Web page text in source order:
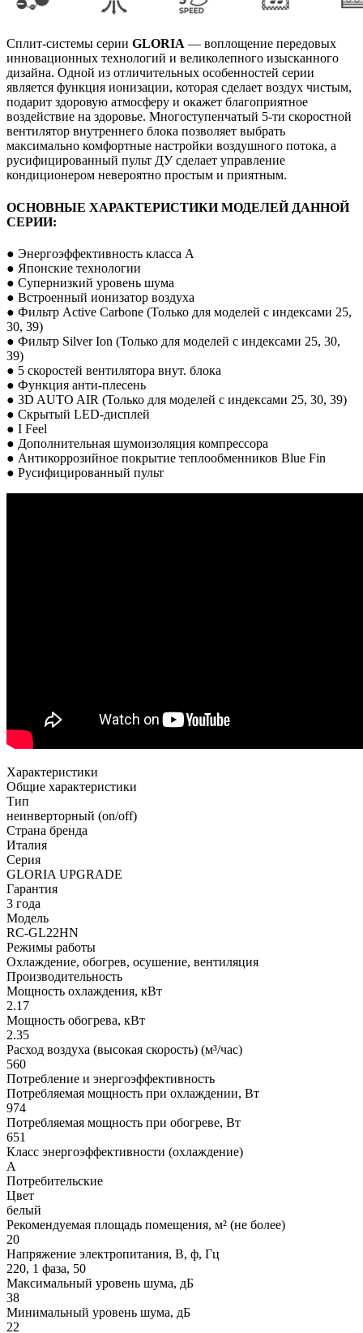
Сплит-системы серии GLORIA — воплощение передовых
инновационных технологий и великолепного изысканного
дизайна. Одной из отличительных особенностей серии
является функция ионизации, которая сделает воздух чистым,
подарит здоровую атмосферу и окажет благоприятное
воздействие на здоровье. Многоступенчатый 5-ти скоростной
вентилятор внутреннего блока позволяет выбрать
максимально комфортные настройки воздушного потока, а
русифицированный пульт ДУ сделает управление
кондиционером невероятно простым и приятным.
ОСНОВНЫЕ ХАРАКТЕРИСТИКИ МОДЕЛЕЙ ДАННОЙ
СЕРИИ:
● Энергоэффективность класса А
● Японские технологии
● Супернизкий уровень шума
● Встроенный ионизатор воздуха
● Фильтр Active Carbone (Только для моделей с индексами 25,
30, 39)
● Фильтр Silver Ion (Только для моделей с индексами 25, 30,
39)
● 5 скоростей вентилятора внут. блока
● Функция анти-плесень
● 3D AUTO AIR (Только для моделей с индексами 25, 30, 39)
● Скрытый LED-дисплей
● I Feel
● Дополнительная шумоизоляция компрессора
● Антикоррозийное покрытие теплообменников Blue Fin
● Русифицированный пульт
Характеристики
Общие характеристики
Тип
неинверторный (on/off)
Страна бренда
Италия
Серия
GLORIA UPGRADE
Гарантия
3 года
Модель
RC-GL22HN
Режимы работы
Охлаждение, обогрев, осушение, вентиляция
Производительность
Мощность охлаждения, кВт
2.17
Мощность обогрева, кВт
2.35
Расход воздуха (высокая скорость) (м³/час)
560
Потребление и энергоэффективность
Потребляемая мощность при охлаждении, Вт
974
Потребляемая мощность при обогреве, Вт
651
Класс энергоэффективности (охлаждение)
А
Потребительские
Цвет
белый
Рекомендуемая площадь помещения, м² (не более)
20
Напряжение электропитания, В, ф, Гц
220, 1 фаза, 50
Максимальный уровень шума, дБ
38
Минимальный уровень шума, дБ
22